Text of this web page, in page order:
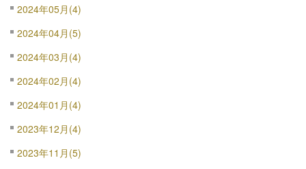
2024年05月(4)
2024年04月(5)
2024年03月(4)
2024年02月(4)
2024年01月(4)
2023年12月(4)
2023年11月(5)